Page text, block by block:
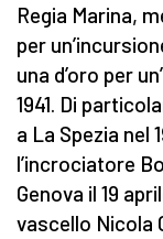
Regia Marina,
per
una d’oro per
1941. Di
a La Spezia nel
l’incrociatore
Genova il 19
vascello Nicola